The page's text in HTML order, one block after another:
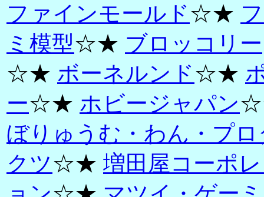
ファインモールド☆★
ミ模型☆★ ブロッコリー
☆★ ボーネルンド☆★
ー☆★ ホビージャパン
ぼりゅうむ・わん・プロ
クツ☆★ 増田屋コーポ